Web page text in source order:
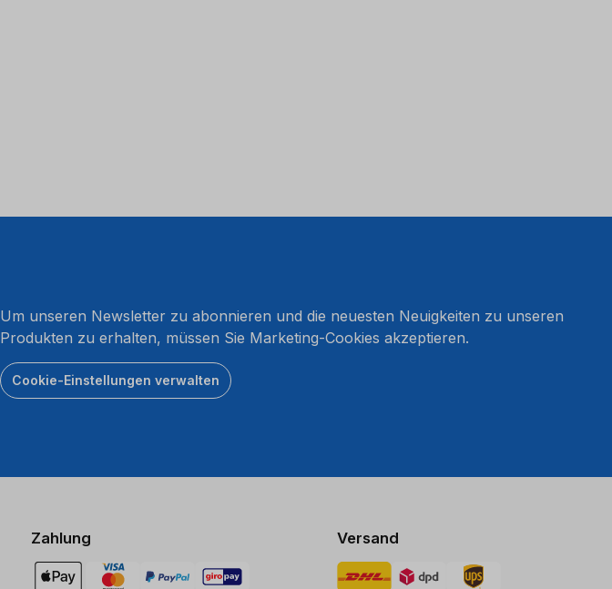
Um unseren Newsletter zu abonnieren und die neuesten Neuigkeiten zu unseren
Produkten zu erhalten, müssen Sie Marketing-Cookies akzeptieren.
Cookie-Einstellungen verwalten
Zahlung Versand